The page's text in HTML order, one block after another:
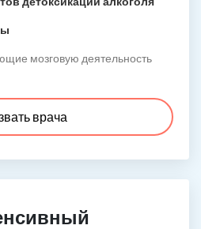
мозговую деятельность
врача